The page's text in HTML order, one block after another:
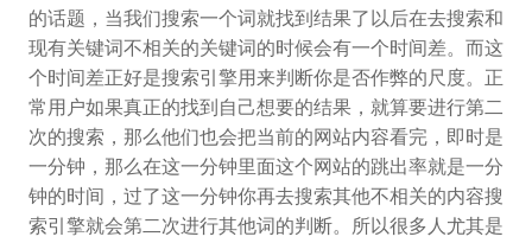
的话题，当我们搜索一个词就找到结果了以后在去搜索和
现有关键词不相关的关键词的时候会有一个时间差。而这
个时间差正好是搜索引擎用来判断你是否作弊的尺度。正
常用户如果真正的找到自己想要的结果，就算要进行第二
次的搜索，那么他们也会把当前的网站内容看完，即时是
一分钟，那么在这一分钟里面这个网站的跳出率就是一分
钟的时间，过了这一分钟你再去搜索其他不相关的内容搜
索引擎就会第二次进行其他词的判断。所以很多人尤其是